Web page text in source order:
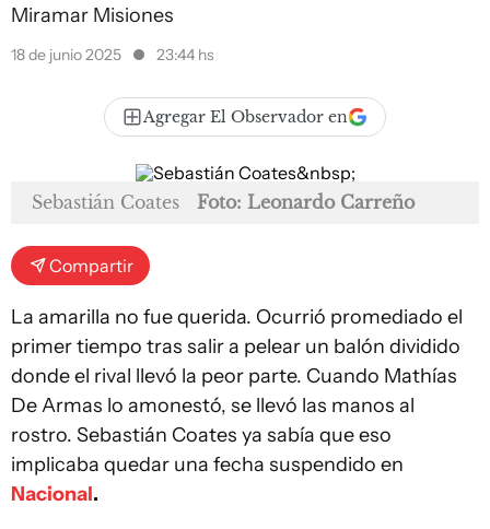
Miramar Misiones
18 de junio 2025 23:44 hs
Agregar El Observador en
Sebastián Coates Foto: Leonardo Carreño
Compartir
La amarilla no fue querida. Ocurrió promediado el
primer tiempo tras salir a pelear un balón dividido
donde el rival llevó la peor parte. Cuando Mathías
De Armas lo amonestó, se llevó las manos al
rostro. Sebastián Coates ya sabía que eso
implicaba quedar una fecha suspendido en
Nacional.